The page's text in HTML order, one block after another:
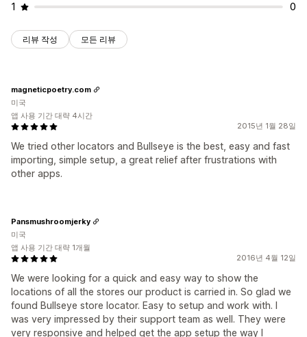
1
0
리뷰 작성 모든 리뷰
2015년 1월 28일
We tried other locators and Bullseye is the best, easy and fast
importing, simple setup, a great relief after frustrations with
other apps.
magneticpoetry.com
미국
앱 사용 기간 대략 4시간
2016년 4월 12일
We were looking for a quick and easy way to show the
locations of all the stores our product is carried in. So glad we
found Bullseye store locator. Easy to setup and work with. I
was very impressed by their support team as well. They were
very responsive and helped get the app setup the way I
Pansmushroomjerky
미국
앱 사용 기간 대략 1개월